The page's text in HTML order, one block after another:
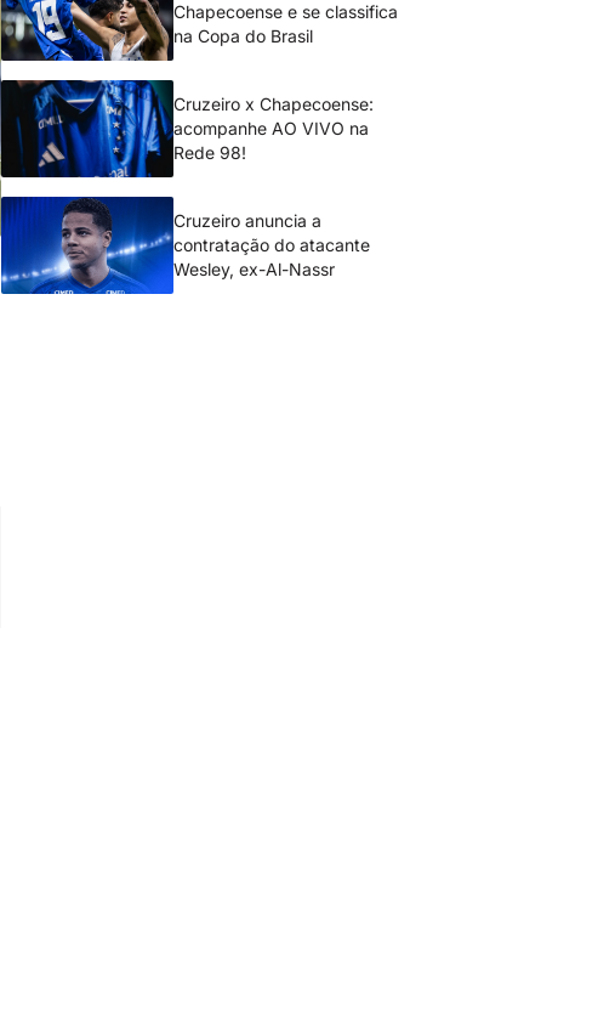
Chapecoense e se classifica
na Copa do Brasil
Cruzeiro x Chapecoense:
acompanhe AO VIVO na
Rede 98!
Cruzeiro anuncia a
contratação do atacante
Wesley, ex-Al-Nassr